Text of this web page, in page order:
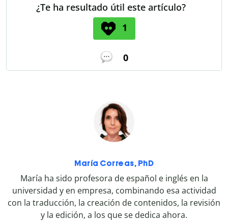
¿Te ha resultado útil este artículo?
1
0
María Correas, PhD
María ha sido profesora de español e inglés en la
universidad y en empresa, combinando esa actividad
con la traducción, la creación de contenidos, la revisión
y la edición, a los que se dedica ahora.